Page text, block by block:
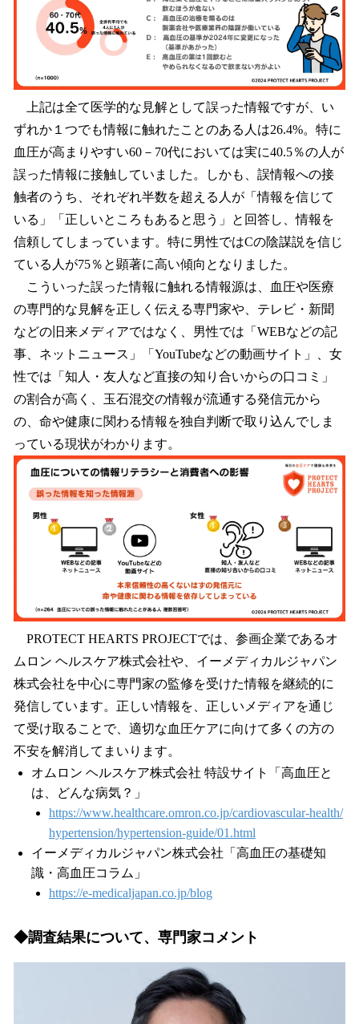
上記は全て医学的な見解として誤った情報ですが、い
ずれか１つでも情報に触れたことのある人は26.4%。特に
血圧が高まりやすい60－70代においては実に40.5％の人が
誤った情報に接触していました。しかも、誤情報への接
触者のうち、それぞれ半数を超える人が「情報を信じて
いる」「正しいところもあると思う」と回答し、情報を
信頼してしまっています。特に男性ではCの陰謀説を信じ
ている人が75％と顕著に高い傾向となりました。
こういった誤った情報に触れる情報源は、血圧や医療
の専門的な見解を正しく伝える専門家や、テレビ・新聞
などの旧来メディアではなく、男性では「WEBなどの記
事、ネットニュース」「YouTubeなどの動画サイト」、女
性では「知人・友人など直接の知り合いからの口コミ」
の割合が高く、玉石混交の情報が流通する発信元から
の、命や健康に関わる情報を独自判断で取り込んでしま
っている現状がわかります。
PROTECT HEARTS PROJECTでは、参画企業であるオ
ムロン ヘルスケア株式会社や、イーメディカルジャパン
株式会社を中心に専門家の監修を受けた情報を継続的に
発信しています。正しい情報を、正しいメディアを通じ
て受け取ることで、適切な血圧ケアに向けて多くの方の
不安を解消してまいります。
オムロン ヘルスケア株式会社 特設サイト「高血圧と
は、どんな病気？」
https://www.healthcare.omron.co.jp/cardiovascular-health/
hypertension/hypertension-guide/01.html
イーメディカルジャパン株式会社「高血圧の基礎知
識・高血圧コラム」
https://e-medicaljapan.co.jp/blog
◆調査結果について、専門家コメント